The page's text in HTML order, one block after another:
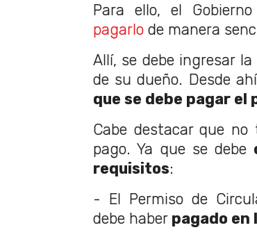
Para ello, el
pagarlo de manera
Allí, se debe ingresar
de su dueño. Desde
que se debe pagar el
Cabe destacar que no
pago. Ya que se debe
requisitos:
- El Permiso de
debe haber pagado en